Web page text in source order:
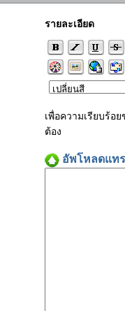
รายละเอียด
เพื่อความเรียบร้อ
ต้อง
อัพโหลดแท